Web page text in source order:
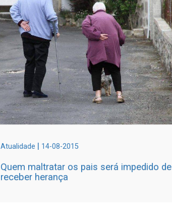
Atualidade | 14-08-2015
Quem maltratar os pais será impedido de
receber herança